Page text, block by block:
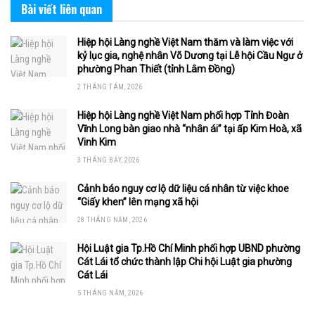
Bài viết liên quan
Hiệp hội Làng nghề Việt Nam thăm và làm việc với
kỷ lục gia, nghệ nhân Võ Dương tại Lễ hội Cầu Ngư ở
phường Phan Thiết (tỉnh Lâm Đồng)
2 THÁNG TÁM, 2026
Hiệp hội Làng nghề Việt Nam phối hợp Tỉnh Đoàn
Vĩnh Long bàn giao nhà “nhân ái” tại ấp Kim Hoà, xã
Vinh Kim
3 THÁNG BẢY, 2026
Cảnh báo nguy cơ lộ dữ liệu cá nhân từ việc khoe
“Giấy khen” lên mạng xã hội
28 THÁNG NĂM, 2026
Hội Luật gia Tp.Hồ Chí Minh phối hợp UBND phường
Cát Lái tổ chức thành lập Chi hội Luật gia phường
Cát Lái
5 THÁNG NĂM, 2026